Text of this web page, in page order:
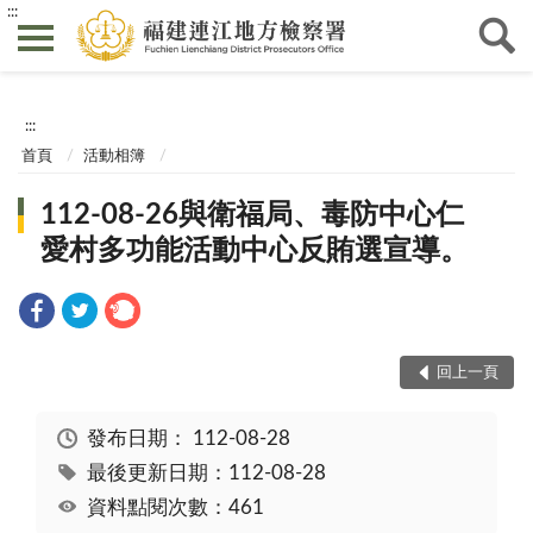
:::
:::
首頁 活動相簿
112-08-26與衛福局、毒防中心仁
愛村多功能活動中心反賄選宣導。
回上一頁
發布日期： 112-08-28
最後更新日期：112-08-28
資料點閱次數：461